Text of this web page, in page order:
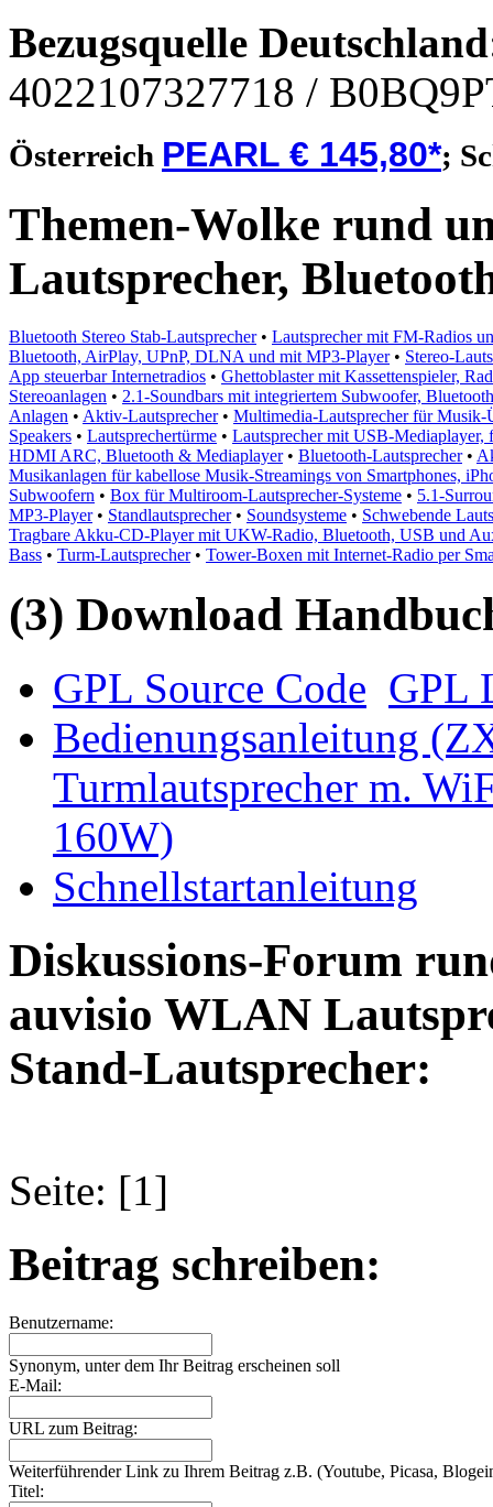
Bezugsquelle Deutschland
4022107327718 /
Österreich PEARL € 145,80*;
Themen-Wolke rund
Lautsprecher,
Bluetooth Stereo Stab-Lautsprecher• Lautsprecher mit FM-Radios
Bluetooth, AirPlay, UPnP, DLNA und mit MP3-Player• Stereo-
App steuerbar Internetradios • Ghettoblaster mit Kassettenspieler,
Stereoanlagen • 2.1-Soundbars mit integriertem Subwoofer,
Anlagen • Aktiv-Lautsprecher• Multimedia-Lautsprecher für Musik-
Speakers • Lautsprechertürme • Lautsprecher mit USB-Mediaplayer,
HDMI ARC, Bluetooth & Mediaplayer• Bluetooth-Lautsprecher•
Musikanlagen für kabellose Musik-Streamings von Smartphones,
Subwoofern • Box für Multiroom-Lautsprecher-Systeme • 5.1-
MP3-Player• Standlautsprecher• Soundsysteme • Schwebende
Tragbare Akku-CD-Player mit UKW-Radio, Bluetooth, USB und
Bass • Turm-Lautsprecher• Tower-Boxen mit Internet-Radio per
(3) Download
GPL Source Code GPL
Bedienungsanleitung
Turmlautsprecher m.
160W)
Schnellstartanleitung
Diskussions-Forum
auvisio WLAN
Stand-Lautsprecher:
Seite: [1]
Beitrag schreiben:
Benutzername:
Synonym, unter dem Ihr Beitrag erscheinen soll
E-Mail:
URL zum Beitrag:
Weiterführender Link zu Ihrem Beitrag z.B. (Youtube, Picasa,
Titel: